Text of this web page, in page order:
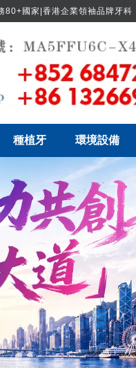
80+國家|香港企業領袖品牌牙科
種植牙 環境設備